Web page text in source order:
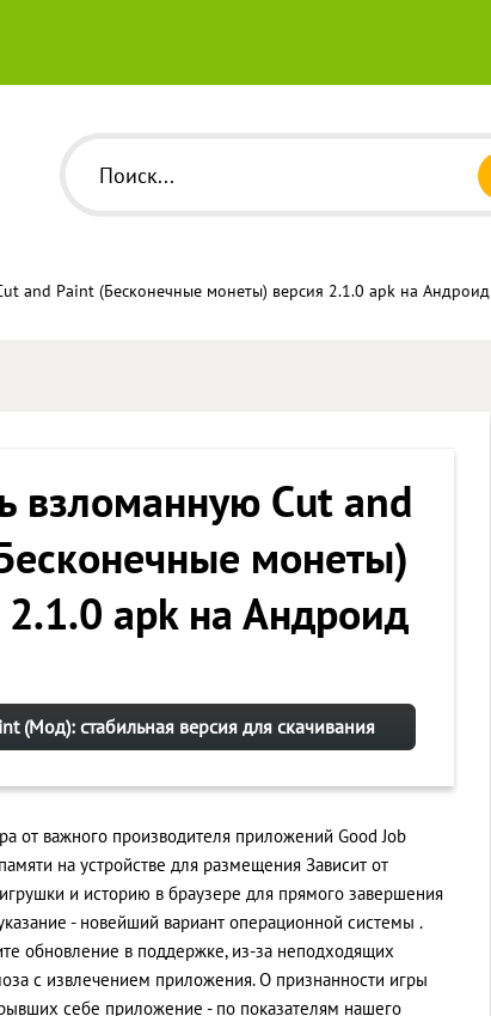
and Paint (Бесконечные монеты) версия 2.1.0 apk на Андроид
взломанную Cut and
монеты)
2.1.0 apk на Андроид
(Мод): стабильная версия для скачивания
от важного производителя приложений Good Job
на устройстве для размещения Зависит от
и историю в браузере для прямого завершения
- новейший вариант операционной системы .
обновление в поддержке, из-за неподходящих
с извлечением приложения. О признанности игры
себе приложение - по показателям нашего